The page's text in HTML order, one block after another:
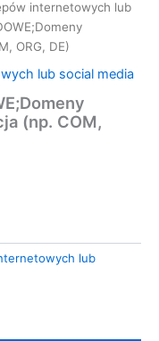
internetowych lub
ORG, DE)
lub social media
(np. COM,
lub